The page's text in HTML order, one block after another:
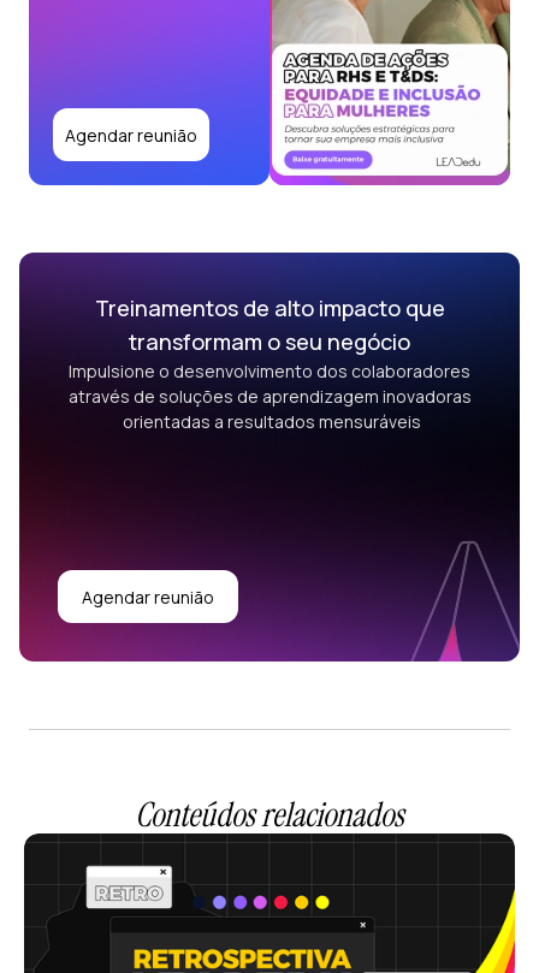
Agendar reunião
Treinamentos de alto impacto que
transformam o seu negócio
Impulsione o desenvolvimento dos colaboradores
através de soluções de aprendizagem inovadoras
orientadas a resultados mensuráveis
Agendar reunião
Conteúdos relacionados